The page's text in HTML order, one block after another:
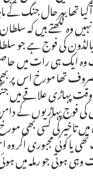
تھا بہرحال جنگ کے
وہ لکھتے ہیں کہ
کی فوج ہے جو
ایک ہی رات میں
تھا مورخ اس پر
پہاڑی علاقے میں
فوج پہاڑیوں کے
تاخیر کی کسی بھی
یا کوئی مجبوری اگر وہ
وہی ہوتی جو رملہ میں